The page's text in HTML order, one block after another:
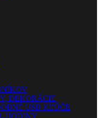
DEKORÁCIE
USB KĽÚČE
HODINY